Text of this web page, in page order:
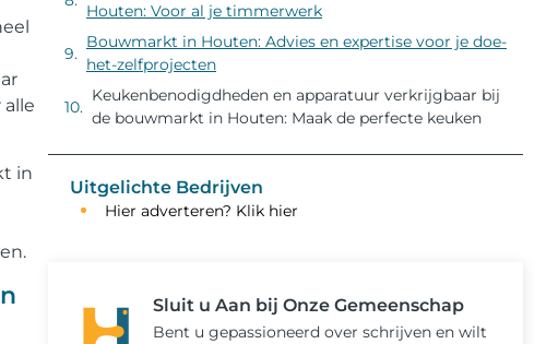
in
Houten: Voor al je timmerwerk
Bouwmarkt in Houten: Advies en expertise voor je doe-
het-zelfprojecten
Keukenbenodigdheden en apparatuur verkrijgbaar bij
de bouwmarkt in Houten: Maak de perfecte keuken
Uitgelichte Bedrijven
Hier adverteren? Klik hier
Sluit u Aan bij Onze Gemeenschap
Bent u gepassioneerd over schrijven en wilt